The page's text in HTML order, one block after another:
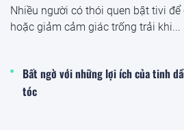
Nhiều người có thói quen bật tivi
hoặc giảm cảm giác trống trải khi...
Bất ngờ với những lợi ích của tinh
tóc